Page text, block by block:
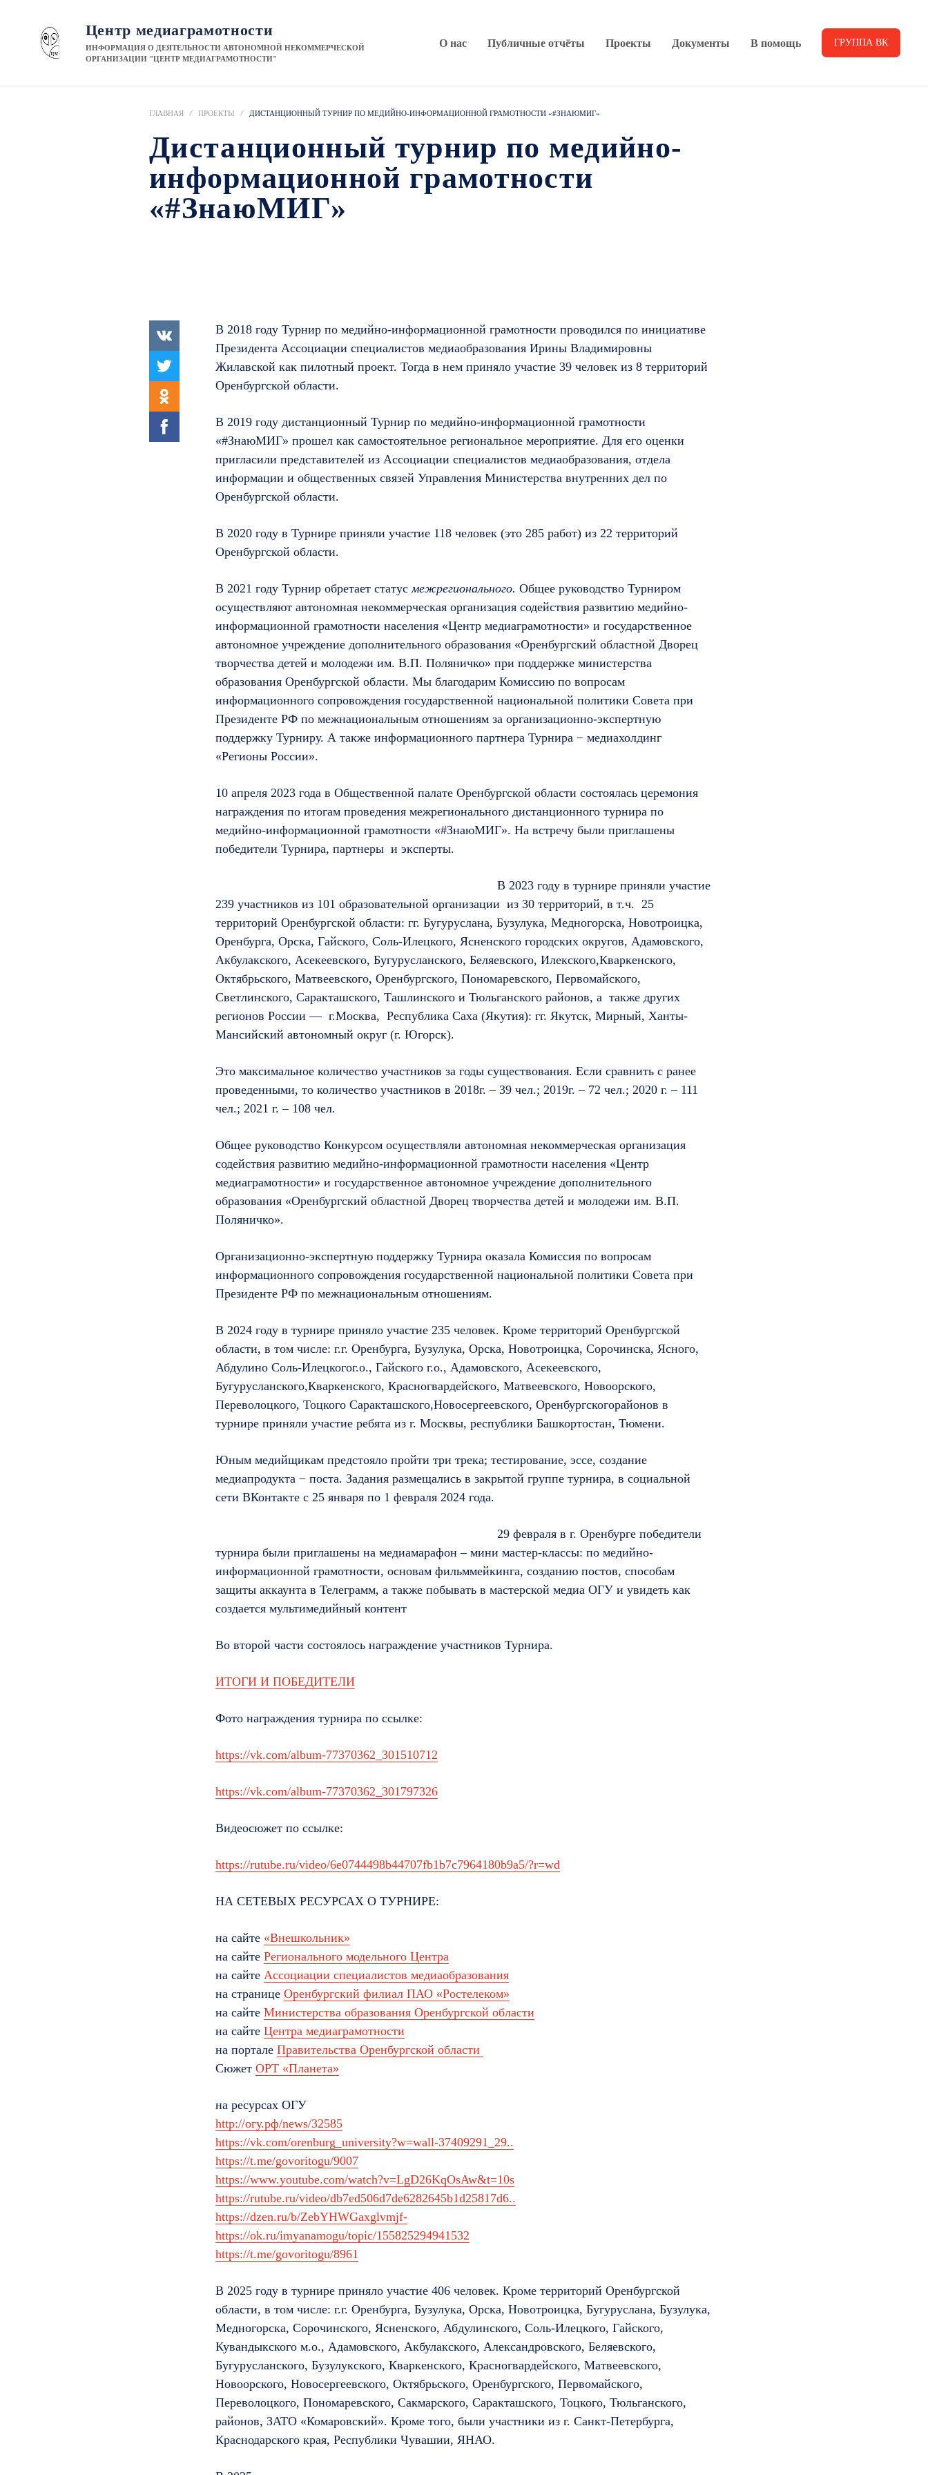
Центр медиаграмотности
ИНФОРМАЦИЯ О ДЕЯТЕЛЬНОСТИ АВТОНОМНОЙ НЕКОММЕРЧЕСКОЙ
ОРГАНИЗАЦИИ "ЦЕНТР МЕДИАГРАМОТНОСТИ"
О нас Публичные отчёты Проекты Документы В помощь ГРУППА ВК
ГЛАВНАЯ ПРОЕКТЫ ДИСТАНЦИОННЫЙ ТУРНИР ПО МЕДИЙНО-ИНФОРМАЦИОННОЙ ГРАМОТНОСТИ «#ЗНАЮМИГ»
Дистанционный турнир по медийно-
информационной грамотности
«#ЗнаюМИГ»
В 2018 году Турнир по медийно-информационной грамотности проводился по инициативе
Президента Ассоциации специалистов медиаобразования Ирины Владимировны
Жилавской как пилотный проект. Тогда в нем приняло участие 39 человек из 8 территорий
Оренбургской области.
В 2019 году дистанционный Турнир по медийно-информационной грамотности
«#ЗнаюМИГ» прошел как самостоятельное региональное мероприятие. Для его оценки
пригласили представителей из Ассоциации специалистов медиаобразования, отдела
информации и общественных связей Управления Министерства внутренних дел по
Оренбургской области.
В 2020 году в Турнире приняли участие 118 человек (это 285 работ) из 22 территорий
Оренбургской области.
В 2021 году Турнир обретает статусмежрегионального. Общее руководство Турниром
осуществляют автономная некоммерческая организация содействия развитию медийно-
информационной грамотности населения «Центр медиаграмотности» и государственное
автономное учреждение дополнительного образования «Оренбургский областной Дворец
творчества детей и молодежи им. В.П. Поляничко» при поддержке министерства
образования Оренбургской области. Мы благодарим Комиссию по вопросам
информационного сопровождения государственной национальной политики Совета при
Президенте РФ по межнациональным отношениям за организационно-экспертную
поддержку Турниру. А также информационного партнера Турнира − медиахолдинг
«Регионы России».
10 апреля 2023 года в Общественной палате Оренбургской области состоялась церемония
награждения по итогам проведения межрегионального дистанционного турнира по
медийно-информационной грамотности «#ЗнаюМИГ». На встречу были приглашены
победители Турнира, партнеры и эксперты.
В 2023 году в турнире приняли участие
239 участников из 101 образовательной организации из 30 территорий, в т.ч. 25
территорий Оренбургской области: гг. Бугуруслана, Бузулука, Медногорска, Новотроицка,
Оренбурга, Орска, Гайского, Соль-Илецкого, Ясненского городских округов, Адамовского,
Акбулакского, Асекеевского, Бугурусланского, Беляевского, Илекского,Кваркенского,
Октябрьского, Матвеевского, Оренбургского, Пономаревского, Первомайского,
Светлинского, Саракташского, Ташлинского и Тюльганского районов, а также других
регионов России — г.Москва, Республика Саха (Якутия): гг. Якутск, Мирный, Ханты-
Мансийский автономный округ (г. Югорск).
Это максимальное количество участников за годы существования. Если сравнить с ранее
проведенными, то количество участников в 2018г. – 39 чел.; 2019г. – 72 чел.; 2020 г. – 111
чел.; 2021 г. – 108 чел.
Общее руководство Конкурсом осуществляли автономная некоммерческая организация
содействия развитию медийно-информационной грамотности населения «Центр
медиаграмотности» и государственное автономное учреждение дополнительного
образования «Оренбургский областной Дворец творчества детей и молодежи им. В.П.
Поляничко».
Организационно-экспертную поддержку Турнира оказала Комиссия по вопросам
информационного сопровождения государственной национальной политики Совета при
Президенте РФ по межнациональным отношениям.
В 2024 году в турнире приняло участие 235 человек. Кроме территорий Оренбургской
области, в том числе: г.г. Оренбурга, Бузулука, Орска, Новотроицка, Сорочинска, Ясного,
Абдулино Соль-Илецкогог.о., Гайского г.о., Адамовского, Асекеевского,
Бугурусланского,Кваркенского, Красногвардейского, Матвеевского, Новоорского,
Переволоцкого, Тоцкого Саракташского,Новосергеевского, Оренбургскогорайонов в
турнире приняли участие ребята из г. Москвы, республики Башкортостан, Тюмени.
Юным медийщикам предстояло пройти три трека; тестирование, эссе, создание
медиапродукта − поста. Задания размещались в закрытой группе турнира, в социальной
сети ВКонтакте с 25 января по 1 февраля 2024 года.
29 февраля в г. Оренбурге победители
турнира были приглашены на медиамарафон – мини мастер-классы: по медийно-
информационной грамотности, основам фильммейкинга, созданию постов, способам
защиты аккаунта в Телеграмм, а также побывать в мастерской медиа ОГУ и увидеть как
создается мультимедийный контент
Во второй части состоялось награждение участников Турнира.
ИТОГИ И ПОБЕДИТЕЛИ
Фото награждения турнира по ссылке:
https://vk.com/album-77370362_301510712
https://vk.com/album-77370362_301797326
Видеосюжет по ссылке:
https://rutube.ru/video/6e0744498b44707fb1b7c7964180b9a5/?r=wd
НА СЕТЕВЫХ РЕСУРСАХ О ТУРНИРЕ:
на сайте «Внешкольник»
на сайте Регионального модельного Центра
на сайте Ассоциации специалистов медиаобразования
на странице Оренбургский филиал ПАО «Ростелеком»
на сайте Министерства образования Оренбургской области
на сайте Центра медиаграмотности
на портале Правительства Оренбургской области
Сюжет ОРТ «Планета»
на ресурсах ОГУ
http://огу.рф/news/32585
https://vk.com/orenburg_university?w=wall-37409291_29..
https://t.me/govoritogu/9007
https://www.youtube.com/watch?v=LgD26KqOsAw&t=10s
https://rutube.ru/video/db7ed506d7de6282645b1d25817d6..
https://dzen.ru/b/ZebYHWGaxglvmjf-
https://ok.ru/imyanamogu/topic/155825294941532
https://t.me/govoritogu/8961
В 2025 году в турнире приняло участие 406 человек. Кроме территорий Оренбургской
области, в том числе: г.г. Оренбурга, Бузулука, Орска, Новотроицка, Бугуруслана, Бузулука,
Медногорска, Сорочинского, Ясненского, Абдулинского, Соль-Илецкого, Гайского,
Кувандыкского м.о., Адамовского, Акбулакского, Александровского, Беляевского,
Бугурусланского, Бузулукского, Кваркенского, Красногвардейского, Матвеевского,
Новоорского, Новосергеевского, Октябрьского, Оренбургского, Первомайского,
Переволоцкого, Пономаревского, Сакмарского, Саракташского, Тоцкого, Тюльганского,
районов, ЗАТО «Комаровский». Кроме того, были участники из г. Санкт-Петербурга,
Краснодарского края, Республики Чувашии, ЯНАО.